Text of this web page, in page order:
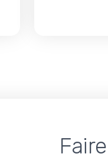
Faire